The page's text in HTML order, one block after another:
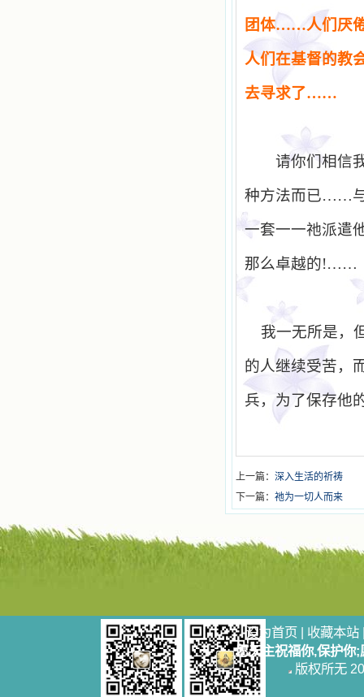
团体……人们厌
人们在基督的教
去寻求了……
请你们相信
种方法而已……与
一套一一祂派遣
那么卓越的!……
我一无所是，
的人继续受苦，
兵，为了保存他
上一篇： 深入生活的祈祷
下一篇： 祂为一切人而来
设为首页 | 收藏本站
愿天主祝福你,保护你
版权所无